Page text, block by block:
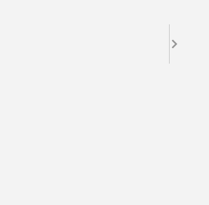
Handwerkern und